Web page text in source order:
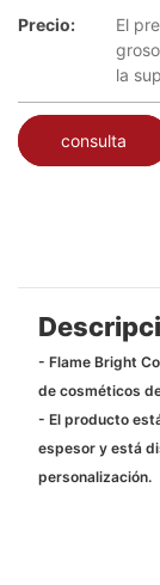
Precio:
El
la
consulta
- Flame Bright
de cosméticos
- El producto
espesor y está
personalización.